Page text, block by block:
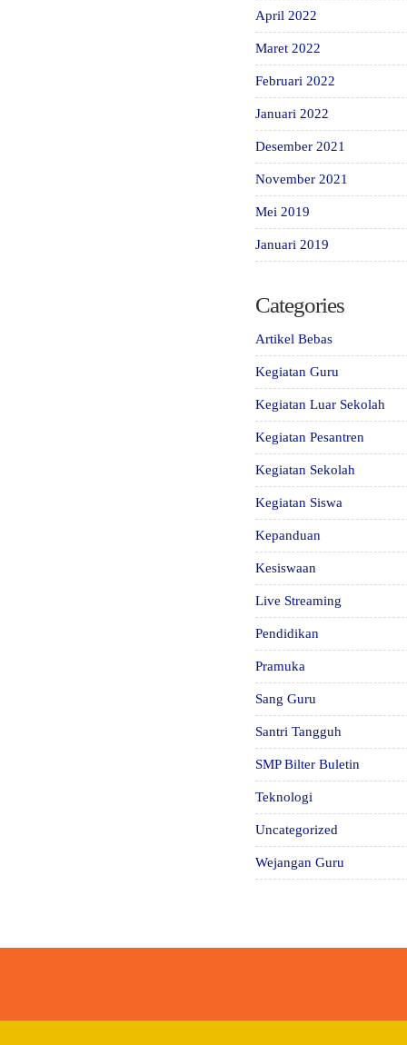
April 2022
Maret 2022
Februari 2022
Januari 2022
Desember 2021
November 2021
Mei 2019
Januari 2019
Categories
Artikel Bebas
Kegiatan Guru
Kegiatan Luar Sekolah
Kegiatan Pesantren
Kegiatan Sekolah
Kegiatan Siswa
Kepanduan
Kesiswaan
Live Streaming
Pendidikan
Pramuka
Sang Guru
Santri Tangguh
SMP Bilter Buletin
Teknologi
Uncategorized
Wejangan Guru